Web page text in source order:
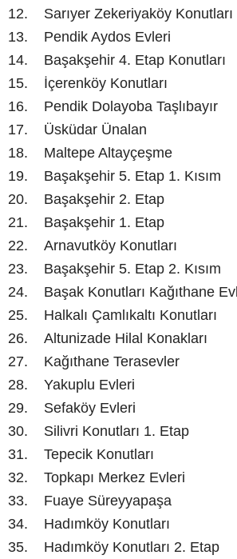
12. Sarıyer Zekeriyaköy Konutları
13. Pendik Aydos Evleri
14. Başakşehir 4. Etap Konutları
15. İçerenköy Konutları
16. Pendik Dolayoba Taşlıbayır
17. Üsküdar Ünalan
18. Maltepe Altayçeşme
19. Başakşehir 5. Etap 1. Kısım
20. Başakşehir 2. Etap
21. Başakşehir 1. Etap
22. Arnavutköy Konutları
23. Başakşehir 5. Etap 2. Kısım
24. Başak Konutları Kağıthane
25. Halkalı Çamlıkaltı Konutları
26. Altunizade Hilal Konakları
27. Kağıthane Terasevler
28. Yakuplu Evleri
29. Sefaköy Evleri
30. Silivri Konutları 1. Etap
31. Tepecik Konutları
32. Topkapı Merkez Evleri
33. Fuaye Süreyyapaşa
34. Hadımköy Konutları
35. Hadımköy Konutları 2. Etap